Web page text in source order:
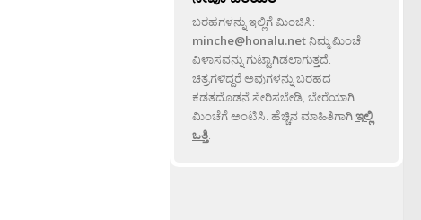
ಬರಹಗಳನ್ನು ಇಲ್ಲಿಗೆ ಮಿಂಚಿಸಿ:
minche@honalu.netನಿಮ್ಮ ಮಿಂಚೆ
ವಿಳಾಸವನ್ನು ಗುಟ್ಟಾಗಿಡಲಾಗುತ್ತದೆ.
ಚಿತ್ರಗಳಿದ್ದರೆ ಅವುಗಳನ್ನು ಬರಹದ
ಕಡತದೊಡನೆ ಸೇರಿಸಬೇಡಿ, ಬೇರೆಯಾಗಿ
ಮಿಂಚೆಗೆ ಅಂಟಿಸಿ. ಹೆಚ್ಚಿನ ಮಾಹಿತಿಗಾಗಿಇಲ್ಲಿ
ಒತ್ತಿ.